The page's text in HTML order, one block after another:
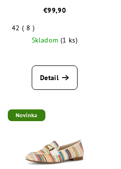
€99,90
42 ( 8 )
Skladom (1 ks)
Detail
Novinka